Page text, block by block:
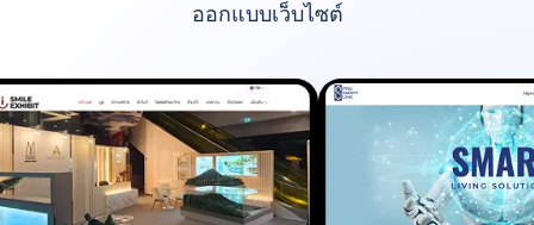
ออกแบบเว็บไซต์